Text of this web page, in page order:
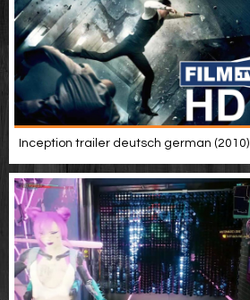
Inception trailer deutsch german (2010)